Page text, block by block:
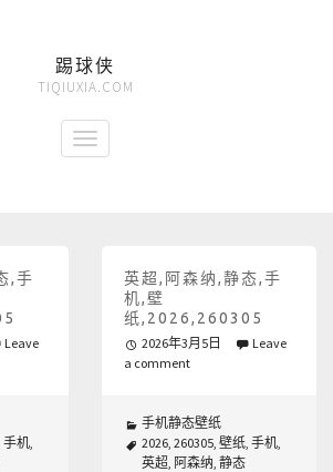
踢球侠
TIQIUXIA.COM
,手
Leave
手机,
英超,阿森纳,静态,手
机,壁
纸,2026,260305
2026年3月5日
Leave
a comment
手机静态壁纸
2026, 260305, 壁纸, 手机,
英超, 阿森纳, 静态